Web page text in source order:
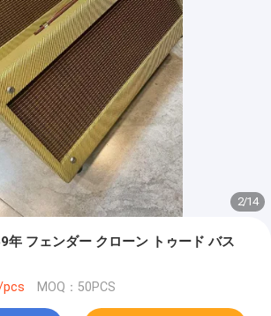
2/14
年 フェンダー クローン トゥード バス
pcs MOQ：50PCS